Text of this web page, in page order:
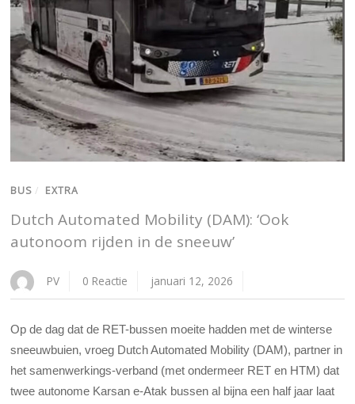
BUS / EXTRA
Dutch Automated Mobility (DAM): ‘Ook
autonoom rijden in de sneeuw’
PV 0 Reactie januari 12, 2026
Op de dag dat de RET-bussen moeite hadden met de winterse
sneeuwbuien, vroeg Dutch Automated Mobility (DAM), partner in
het samenwerkings-verband (met ondermeer RET en HTM) dat
twee autonome Karsan e-Atak bussen al bijna een half jaar laat